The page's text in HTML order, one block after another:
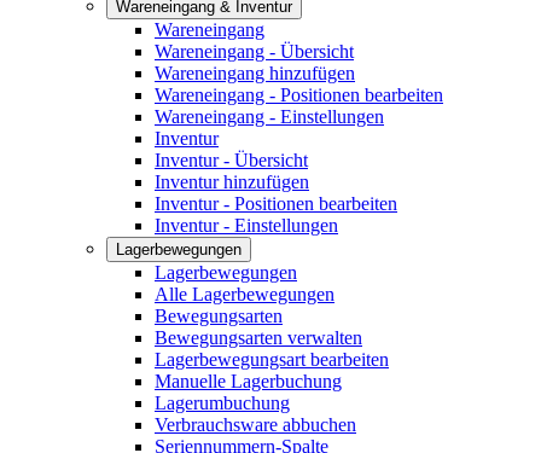
Wareneingang & Inventur
Wareneingang
Wareneingang - Übersicht
Wareneingang hinzufügen
Wareneingang - Positionen bearbeiten
Wareneingang - Einstellungen
Inventur
Inventur - Übersicht
Inventur hinzufügen
Inventur - Positionen bearbeiten
Inventur - Einstellungen
Lagerbewegungen
Lagerbewegungen
Alle Lagerbewegungen
Bewegungsarten
Bewegungsarten verwalten
Lagerbewegungsart bearbeiten
Manuelle Lagerbuchung
Lagerumbuchung
Verbrauchsware abbuchen
Seriennummern-Spalte